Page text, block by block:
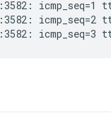
icmp_seq=1
icmp_seq=2